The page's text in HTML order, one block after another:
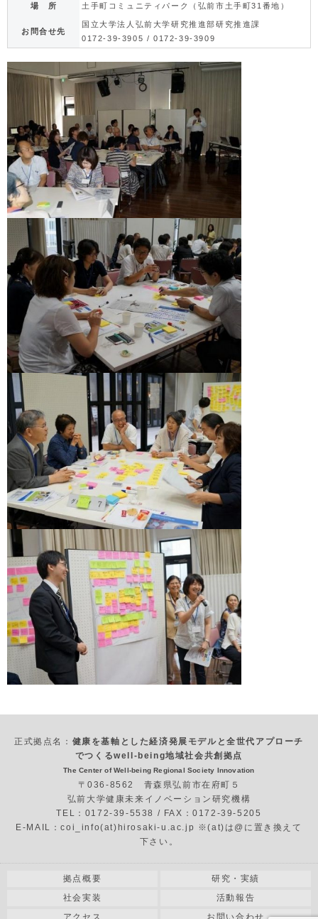
場 所 土手町コミュニティパーク（弘前市土手町31番地）
お問合せ先
国立大学法人弘前大学研究推進部研究推進課
0172-39-3905 / 0172-39-3909
正式拠点名： 健康を基軸とした経済発展モデルと全世代アプローチ
でつくるwell-being地域社会共創拠点
The Center of Well-being Regional Society Innovation
〒036-8562 青森県弘前市在府町５
弘前大学健康未来イノベーション研究機構
TEL：0172-39-5538 / FAX：0172-39-5205
E-MAIL：coi_info(at)hirosaki-u.ac.jp ※(at)は@に置き換えて
下さい。
拠点概要
研究・実績
社会実装
活動報告